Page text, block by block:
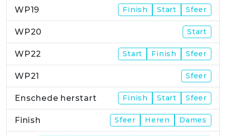
WP19 Finish Start Sfeer
WP20 Start
WP22 Start Finish Sfeer
WP21 Sfeer
Enschede herstart Finish Start Sfeer
Finish Sfeer Heren Dames